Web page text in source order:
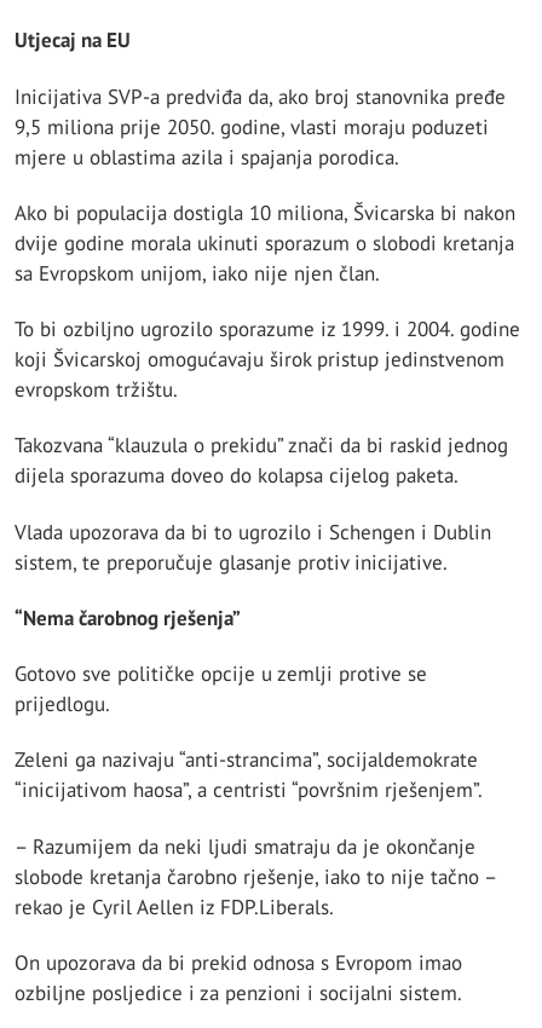
Utjecaj na EU
Inicijativa SVP-a predviđa da, ako broj stanovnika pređe
9,5 miliona prije 2050. godine, vlasti moraju poduzeti
mjere u oblastima azila i spajanja porodica.
Ako bi populacija dostigla 10 miliona, Švicarska bi nakon
dvije godine morala ukinuti sporazum o slobodi kretanja
sa Evropskom unijom, iako nije njen član.
To bi ozbiljno ugrozilo sporazume iz 1999. i 2004. godine
koji Švicarskoj omogućavaju širok pristup jedinstvenom
evropskom tržištu.
Takozvana “klauzula o prekidu” znači da bi raskid jednog
dijela sporazuma doveo do kolapsa cijelog paketa.
Vlada upozorava da bi to ugrozilo i Schengen i Dublin
sistem, te preporučuje glasanje protiv inicijative.
“Nema čarobnog rješenja”
Gotovo sve političke opcije u zemlji protive se
prijedlogu.
Zeleni ga nazivaju “anti-strancima”, socijaldemokrate
“inicijativom haosa”, a centristi “površnim rješenjem”.
– Razumijem da neki ljudi smatraju da je okončanje
slobode kretanja čarobno rješenje, iako to nije tačno –
rekao je Cyril Aellen iz FDP.Liberals.
On upozorava da bi prekid odnosa s Evropom imao
ozbiljne posljedice i za penzioni i socijalni sistem.